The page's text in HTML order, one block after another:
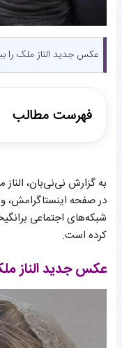
عکس جدید الناز ملک را
فهرست مطالب
سن الناز ملک
الناز ملک اصالتاً
قد الناز ملک
به گزارش نی‌نی‌بان،
در صفحه اینستاگرامش،
شبکه‌های اجتماعی
کرده است.
عکس جدید الناز